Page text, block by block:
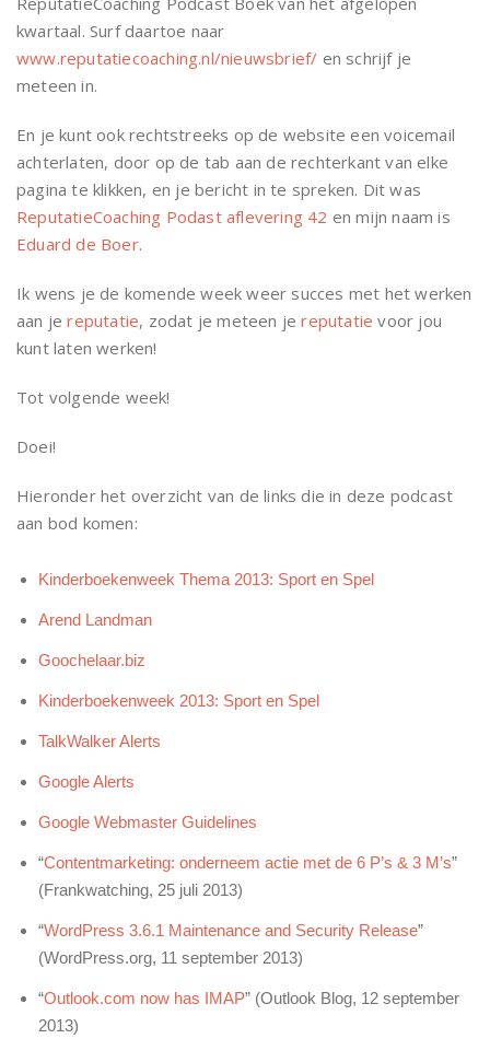
kwartaal. Surf daartoe naar
www.reputatiecoaching.nl/nieuwsbrief/ en schrijf je
meteen in.
En je kunt ook rechtstreeks op de website een voicemail
achterlaten, door op de tab aan de rechterkant van elke
pagina te klikken, en je bericht in te spreken. Dit was
ReputatieCoaching Podast aflevering 42 en mijn naam is
Eduard de Boer.
Ik wens je de komende week weer succes met het werken
aan jereputatie, zodat je meteen jereputatie voor jou
kunt laten werken!
Tot volgende week!
Doei!
Hieronder het overzicht van de links die in deze podcast
aan bod komen:
Kinderboekenweek Thema 2013: Sport en Spel
Arend Landman
Goochelaar.biz
Kinderboekenweek 2013: Sport en Spel
TalkWalker Alerts
Google Alerts
Google Webmaster Guidelines
“Contentmarketing: onderneem actie met de 6 P’s & 3 M’s”
(Frankwatching, 25 juli 2013)
“WordPress 3.6.1 Maintenance and Security Release”
(WordPress.org, 11 september 2013)
“Outlook.com now has IMAP” (Outlook Blog, 12 september
2013)